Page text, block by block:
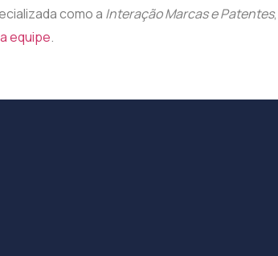
como a Interação Marcas e Patentes,
equipe.